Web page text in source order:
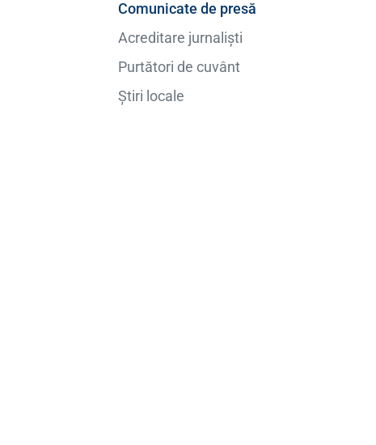
Comunicate de presă
Acreditare jurnaliști
Purtători de cuvânt
Știri locale